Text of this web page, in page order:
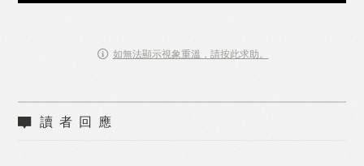
如無法顯示視象重溫，請按此求助。
讀者回應